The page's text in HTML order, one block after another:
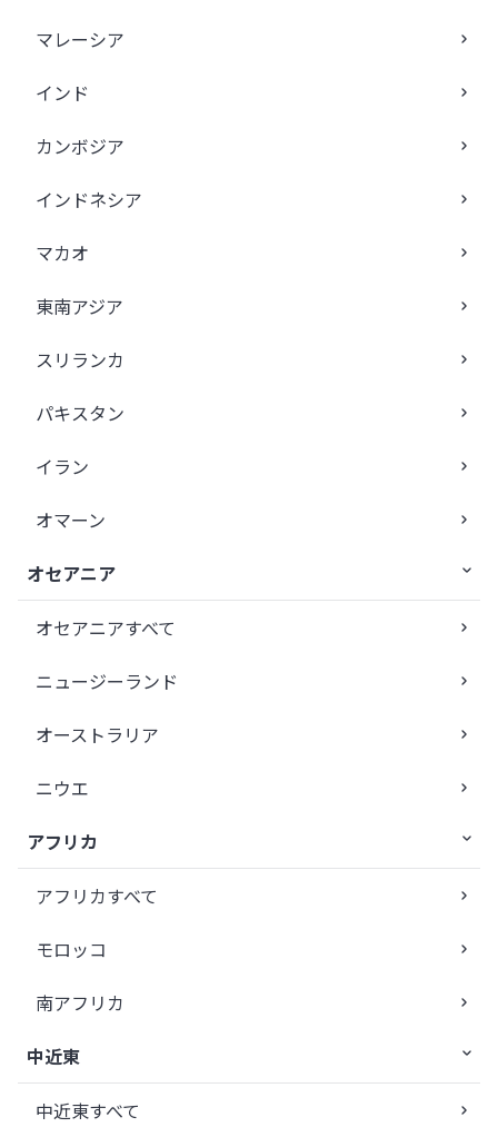
マレーシア
インド
カンボジア
インドネシア
マカオ
東南アジア
スリランカ
パキスタン
イラン
オマーン
オセアニア
オセアニアすべて
ニュージーランド
オーストラリア
ニウエ
アフリカ
アフリカすべて
モロッコ
南アフリカ
中近東
中近東すべて